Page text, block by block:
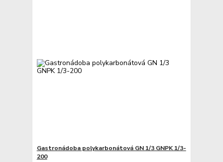
Gastronádoba polykarbonátová GN 1/3 GNPK 1/3-
200